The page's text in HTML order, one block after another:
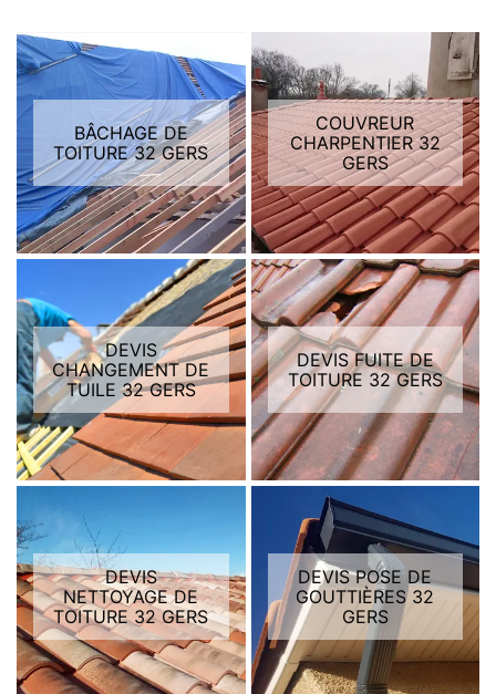
BÂCHAGE DE
TOITURE 32 GERS
COUVREUR
CHARPENTIER 32
GERS
DEVIS
CHANGEMENT DE
TUILE 32 GERS
DEVIS FUITE DE
TOITURE 32 GERS
DEVIS
NETTOYAGE DE
TOITURE 32 GERS
DEVIS POSE DE
GOUTTIÈRES 32
GERS